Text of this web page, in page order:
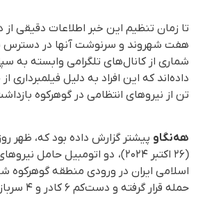
تا زمان تنظیم این خبر اطلاعات دقیقی از
هفت شهروند و سرنوشت آنها در دسترس
شماری از کانال‌های تلگرامی وابسته به
تن از نیروهای انتظامی در گوهرکوه
هه‌نگاو
(۲۶ اکتبر ۲۰۲۴)، دو اتومبیل حامل
اسلامی ایران در ورودی منطقه گوهرکوه
حمله قرار